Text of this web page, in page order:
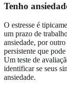
Tenho
O estresse é
um prazo de
ansiedade, por
persistente que
Um teste de
identificar se seus
ansiedade.